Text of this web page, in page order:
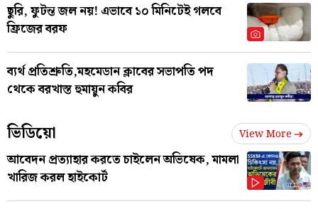
ছুরি, ফুটন্ত জল নয়! এভাবে ১০ মিনিটেই গলবে
ফ্রিজের বরফ
ব্যর্থ প্রতিশ্রুতি,মহমেডান ক্লাবের সভাপতি পদ
থেকে বরখাস্ত হুমায়ুন কবির
ভিডিয়ো View More
আবেদন প্রত্যাহার করতে চাইলেন অভিষেক, মামলা
খারিজ করল হাইকোর্ট